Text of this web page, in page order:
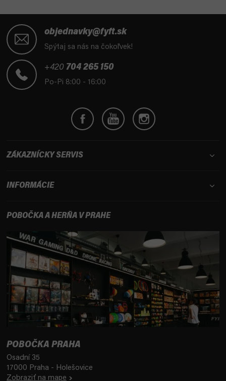
objednavky@fyft.sk
Spýtaj sa nás na čokoľvek!
+420 704 265 150
Po-Pi 8:00 - 16:00
ZÁKAZNÍCKY SERVIS
INFORMÁCIE
POBOČKA A HERŇA V PRAHE
POBOČKA PRAHA
Osadní 35
17000 Praha - Holešovice
Zobraziť na mape